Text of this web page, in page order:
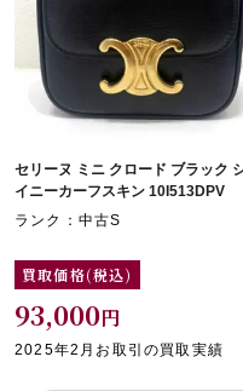
セリーヌ ミニ クロード ブラック
イニーカーフスキン 10I513DPV
ランク：中古S
買取価格(税込)
93,000円
2025年2月お取引の買取実績